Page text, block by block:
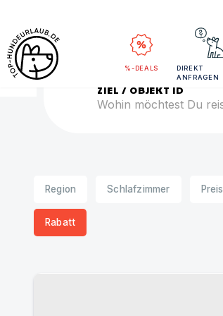
%-DEALS
DIREKT
ANFRAGEN
ZIEL / OBJEKT ID
Region Schlafzimmer Preis
Rabatt